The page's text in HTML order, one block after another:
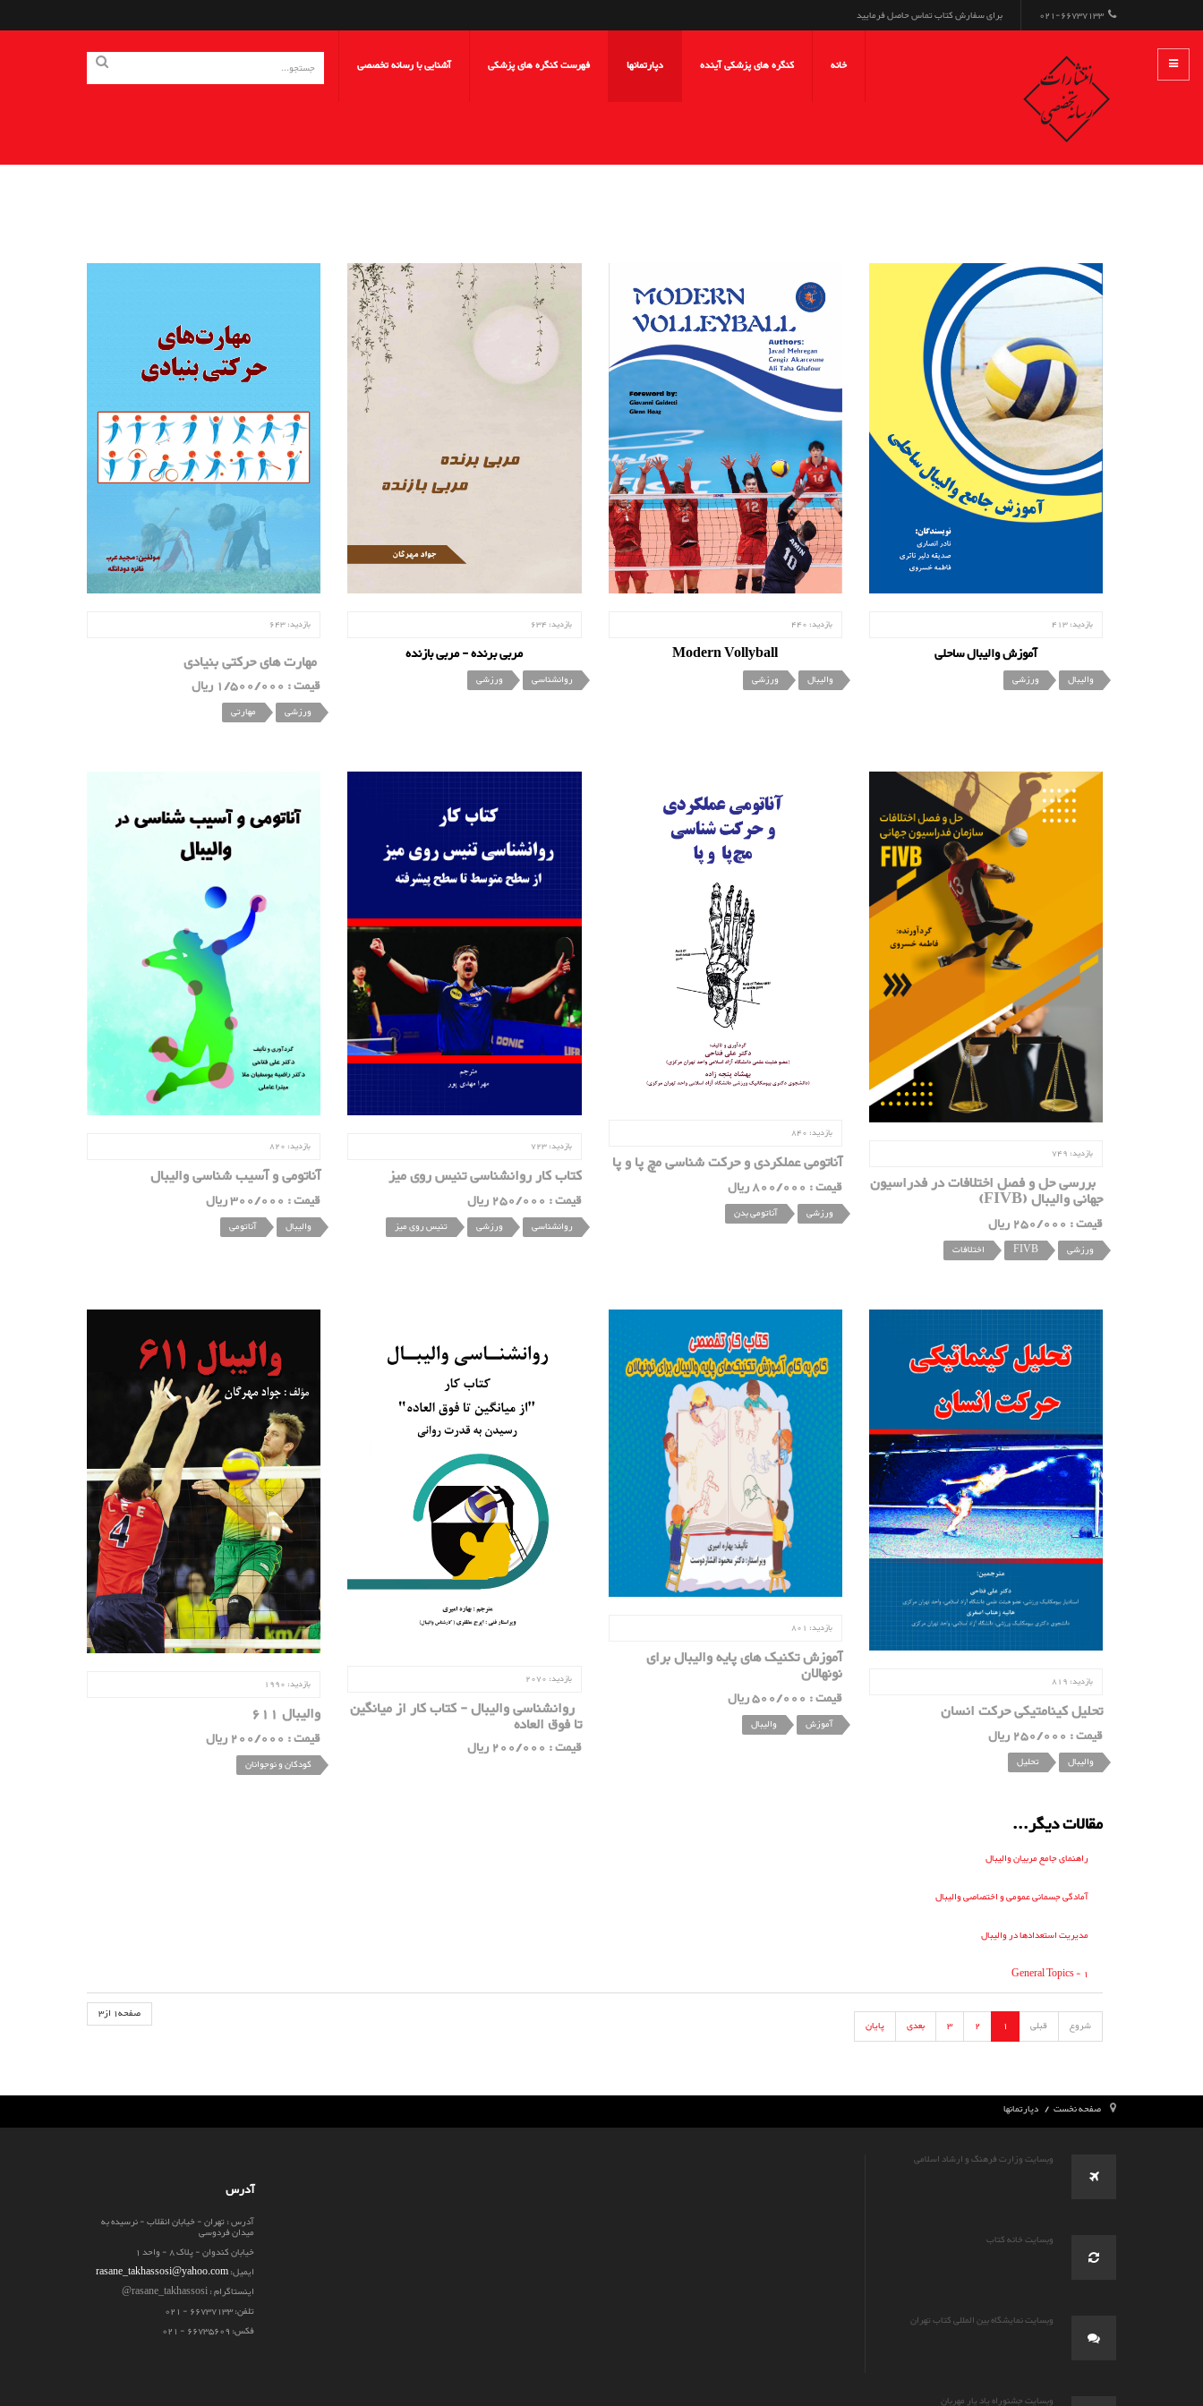
021-66737133 برای سفارش کتاب تماس حاصل فرمایید
خانه کنگره های پزشکی آینده دپارتمانها فهرست کنگره های پزشکی آشنایی با رسانه تخصصی
بازدید:413
آموزش والیبال ساحلی
والیبال ورزشی
بازدید: 440
Modern Vollyball
والیبال ورزشی
بازدید: 634
مربی برنده - مربی بازنده
روانشناسی ورزشی
بازدید:643
مهارت های حرکتی بنیادی
قیمت : 1/500/000 ریال
ورزشی مهارتی
بازدید: 749
بررسی حل و فصل اختلافات در فدراسیون
جهانی والیبال(FIVB)
قیمت : 250/000 ریال
ورزشی FIVB اختلافات
بازدید: 840
آناتومی عملکردی و حرکت شناسی مچ پا و پا
قیمت : 800/000 ریال
ورزشی آناتومی بدن
بازدید:723
کتاب کار روانشناسی تنیس روی میز
قیمت : 250/000 ریال
روانشناسی ورزشی تنیس روی میز
بازدید: 820
آناتومی و آسیب شناسی والیبال
قیمت : 300/000 ریال
والیبال آناتومی
بازدید: 819
تحلیل کینامتیکی حرکت انسان
قیمت : 250/000 ریال
والیبال تحلیل
بازدید: 801
آموزش تکنیک های پایه والیبال برای
نونهالان
قیمت : 500/000 ریال
آموزش والیبال
بازدید: 2070
روانشناسی والیبال - کتاب کار از میانگین
تا فوق العاده
قیمت : 200/000 ریال
بازدید: 1990
والیبال 611
قیمت : 200/000 ریال
کودکان و نوجوانان
مقالات دیگر...
راهنمای جامع مربیان والیبال
آمادگی جسمانی عمومی و اختصاصی والیبال
مدیریت استعدادها در والیبال
General Topics - 1
صفحه1 از3
شروع قبلی 1
2
3 بعدی پایان
صفحه نخست دپارتمانها
وبسایت وزارت فرهنگ و ارشاد اسلامی
وبسایت خانه کتاب
وبسایت نمایشگاه بین المللی کتاب تهران
وبسایت جشنوراه یاد یار مهربان
آدرس
آدرس : تهران - خیابان انقلاب - نرسیده به
میدان فردوسی
خیابان کندوان - پلاک 8 - واحد 1
ایمیل:rasane_takhassosi@yahoo.com
اینستاگرام : rasane_takhassosi@
تلفن: 66737133 - 021
فکس: 66735609 - 021